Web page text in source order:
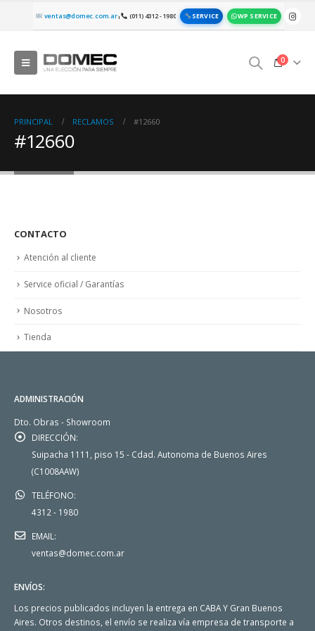
ventas@domec.com.ar| (011) 4312 - 1980 SERVICE WP SERVICE
0
PRINCIPAL RECLAMOS #12660
#12660
CONTACTO
Atención al cliente
Service oficial / Garantías
Nosotros
Tienda
ADMINISTRACIÓN
Dto. Obras - Showroom
DIRECCIÓN:
Suipacha 1111, piso 15 - Cdad. Autonoma de Buenos Aires
(C1008AAW)
TELÉFONO:
4312 - 1980
EMAIL:
ventas@domec.com.ar
ENVÍOS:
Los precios publicados incluyen la entrega en CABA Y Gran Buenos
Aires. Otros destinos, el envío se realiza vía empresa de transporte a